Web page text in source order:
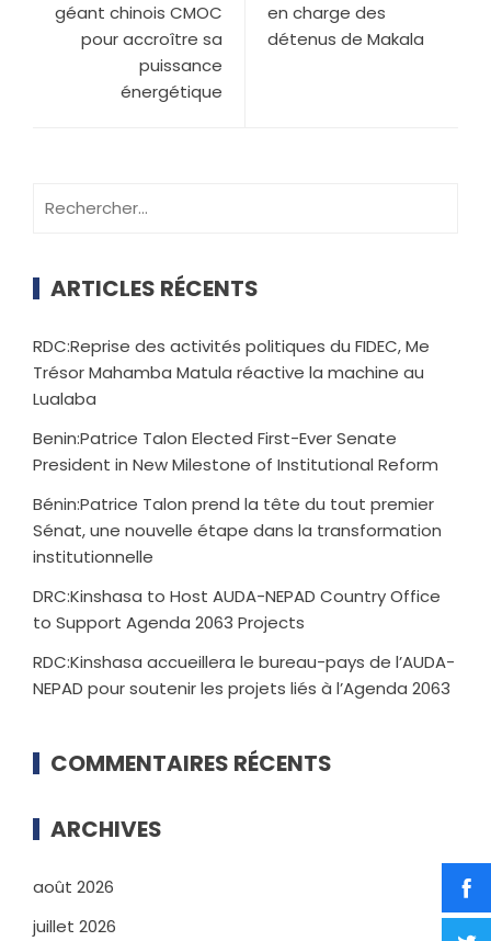
géant chinois CMOC
pour accroître sa
puissance
énergétique
en charge des
détenus de Makala
ARTICLES RÉCENTS
RDC:Reprise des activités politiques du FIDEC, Me
Trésor Mahamba Matula réactive la machine au
Lualaba
Benin:Patrice Talon Elected First-Ever Senate
President in New Milestone of Institutional Reform
Bénin:Patrice Talon prend la tête du tout premier
Sénat, une nouvelle étape dans la transformation
institutionnelle
DRC:Kinshasa to Host AUDA-NEPAD Country Office
to Support Agenda 2063 Projects
RDC:Kinshasa accueillera le bureau-pays de l’AUDA-
NEPAD pour soutenir les projets liés à l’Agenda 2063
COMMENTAIRES RÉCENTS
ARCHIVES
août 2026
juillet 2026